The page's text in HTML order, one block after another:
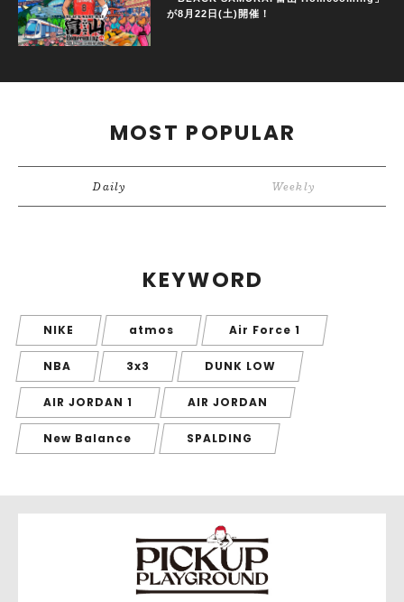
が8月22日(土)開催！
MOST POPULAR
Daily Weekly
KEYWORD
NIKE atmos Air Force 1
NBA 3x3 DUNK LOW
AIR JORDAN 1 AIR JORDAN
New Balance SPALDING